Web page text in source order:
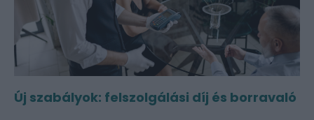
Új szabályok: felszolgálási díj és borravaló